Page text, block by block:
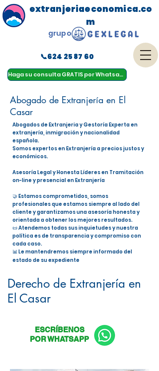
Haga su consulta GRATIS por Whatsapp
menu
extranjeriaeconomica.co
m
📞624 25 87 60
grupo
Abogado de Extranjería en El
Casar
Abogados de Extranjeria y Gestoría Experta en
extranjería, inmigración y nacionalidad
española.
Somos expertos en Extranjería a precios justos y
económicos.
Asesoría Legal y Honesta Líderes en Tramitación
on-line y presencial en Extranjería
🤝 Estamos comprometidos, somos
profesionales que estamos siempre al lado del
cliente y garantizamos una asesoría honesta y
orientada a obtener los mejores resultados.
📜 Atendemos todas sus inquietudes y nuestra
política es de transparencia y compromiso con
cada caso.
📊 Le mantendremos siempre informado del
estado de su expediente
Derecho de Extranjería en
El Casar
ESCRÍBENOS
POR WHATSAPP